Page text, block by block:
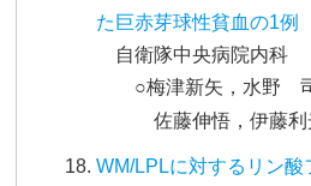
た巨赤芽球性貧血の1例
自衛隊中央病院内科
○梅津新矢，水野
佐藤伸悟，伊藤
WM/LPLに対するリン酸